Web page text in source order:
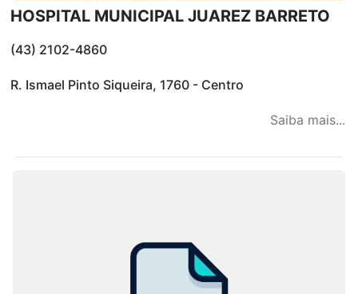
HOSPITAL MUNICIPAL JUAREZ BARRETO
(43) 2102-4860
R. Ismael Pinto Siqueira, 1760 - Centro
Saiba mais...